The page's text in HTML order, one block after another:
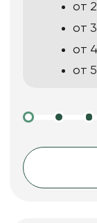
от
от
от
от